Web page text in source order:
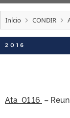
COBALTO
CONCURSOS
EDITAIS
INTERNACIONAL
TELEFONES
Início CONDIR
2016
Ata 01.16 –